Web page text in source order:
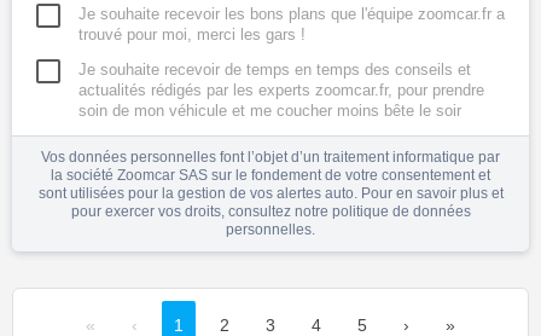
Je souhaite recevoir les bons plans que l'équipe zoomcar.fr a
trouvé pour moi, merci les gars !
Je souhaite recevoir de temps en temps des conseils et
actualités rédigés par les experts zoomcar.fr, pour prendre
soin de mon véhicule et me coucher moins bête le soir
Vos données personnelles font l’objet d’un traitement informatique par
la société Zoomcar SAS sur le fondement de votre consentement et
sont utilisées pour la gestion de vos alertes auto. Pour en savoir plus et
pour exercer vos droits, consultez notre politique de données
personnelles.
« ‹ 1 2 3 4 5 › »